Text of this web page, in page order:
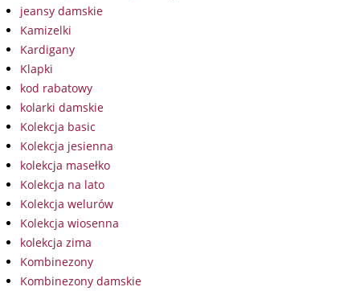
jeansy damskie
Kamizelki
Kardigany
Klapki
kod rabatowy
kolarki damskie
Kolekcja basic
Kolekcja jesienna
kolekcja masełko
Kolekcja na lato
Kolekcja welurów
Kolekcja wiosenna
kolekcja zima
Kombinezony
Kombinezony damskie